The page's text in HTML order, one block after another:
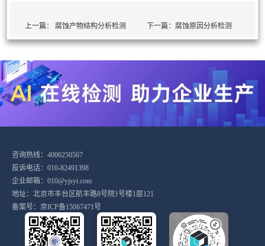
上一篇： 腐蚀产物结构分析检测 下一篇： 腐蚀原因分析检测
咨询热线：4006250567
投诉电话：010-82491398
企业邮箱：010@yjsyi.com
地址：北京市丰台区航丰路8号院1号楼1层121
备案号： 京ICP备15067471号